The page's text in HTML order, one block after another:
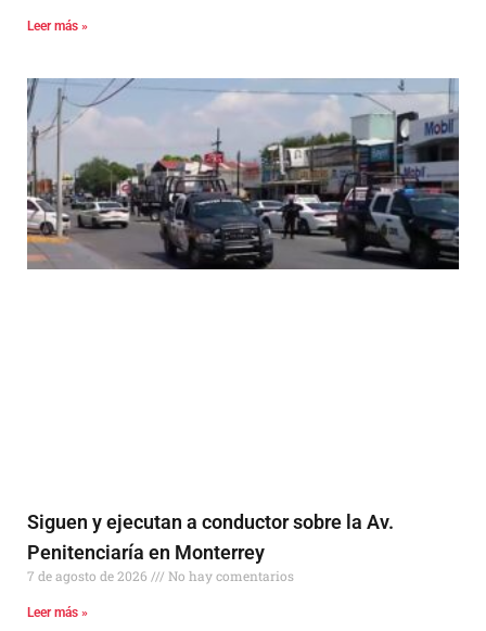
Leer más »
Siguen y ejecutan a conductor sobre la Av.
Penitenciaría en Monterrey
7 de agosto de 2026 No hay comentarios
Leer más »